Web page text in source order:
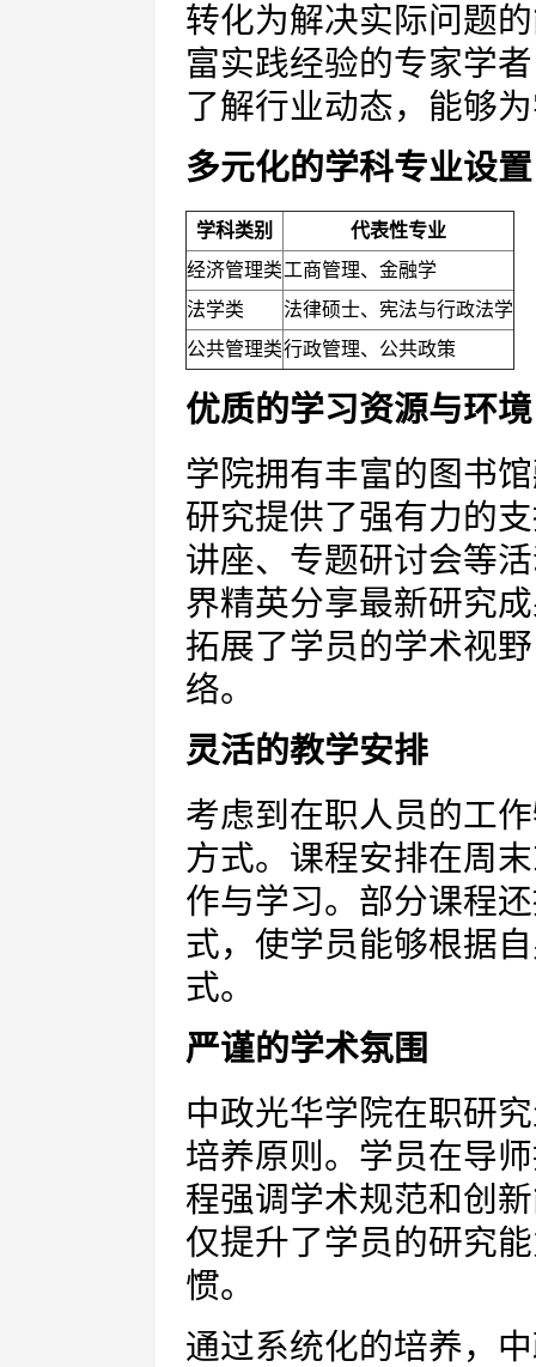
转化为解决实际问题
富实践经验的专家学
了解行业动态，能够
多元化的学科专业设置
学科类别
代表性专业
经济管理类工商管理、金融学
法学类
法律硕士、宪法与行政法学
公共管理类行政管理、公共政策
优质的学习资源与环境
学院拥有丰富的图书
研究提供了强有力的
讲座、专题研讨会等
界精英分享最新研究
拓展了学员的学术视
络。
灵活的教学安排
考虑到在职人员的工
方式。课程安排在周
作与学习。部分课程
式，使学员能够根据
式。
严谨的学术氛围
中政光华学院在职研
培养原则。学员在导
程强调学术规范和创
仅提升了学员的研究
惯。
通过系统化的培养，